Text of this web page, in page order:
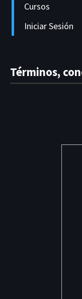
Cursos
Iniciar Sesión
Términos,